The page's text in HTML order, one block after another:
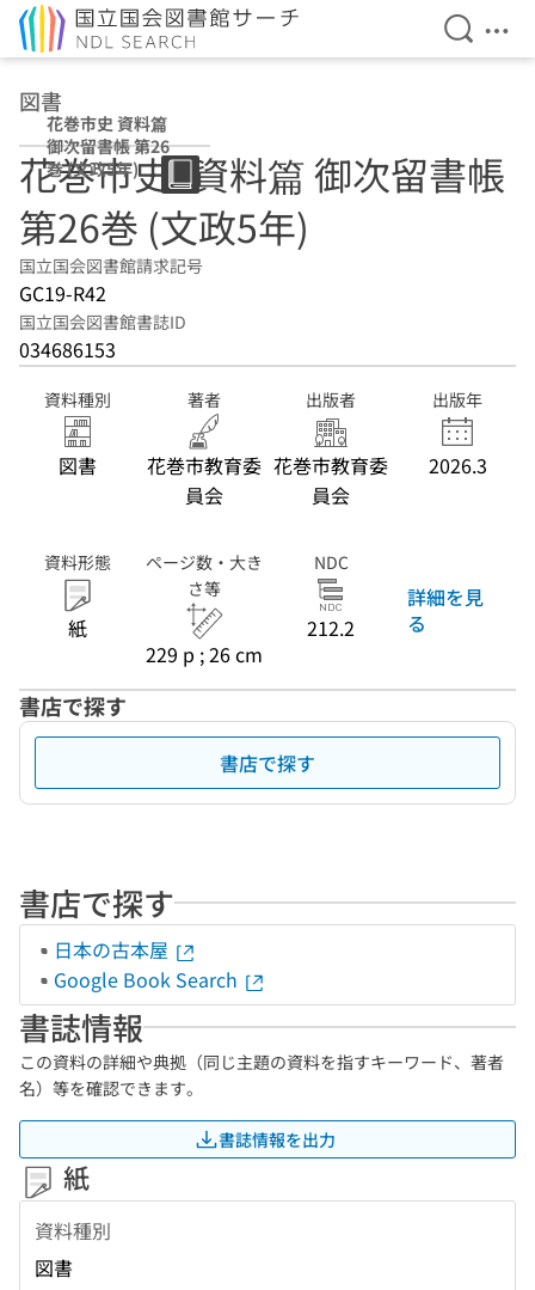
検索を
メ
図書
花巻市史 資料篇
御次留書帳 第26
巻 (文政5年)
花巻市史. 資料篇 御次留書帳
第26巻 (文政5年)
国立国会図書館請求記号
GC19-R42
国立国会図書館書誌ID
034686153
資料種別
図書
著者
花巻市教育委
員会
出版者
花巻市教育委
員会
出版年
2026.3
資料形態
紙
ページ数・大き
さ等
229 p ; 26 cm
NDC
212.2
詳細を見
る
書店で探す
書店で探す
書店で探す
日本の古本屋
Google Book Search
書誌情報
この資料の詳細や典拠（同じ主題の資料を指すキーワード、著者
名）等を確認できます。
書誌情報を出力
紙
資料種別
図書